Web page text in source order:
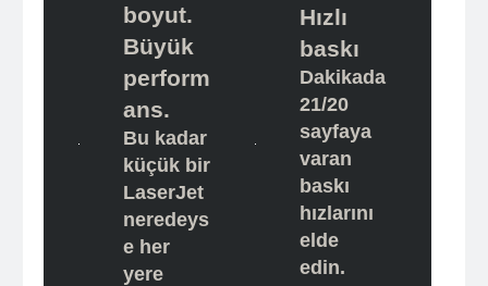
boyut.
Büyük
perform
ans.
Bu kadar
küçük bir
LaserJet
neredeys
e her
yere
Hızlı
baskı
Dakikada
21/20
sayfaya
varan
baskı
hızlarını
elde
edin.